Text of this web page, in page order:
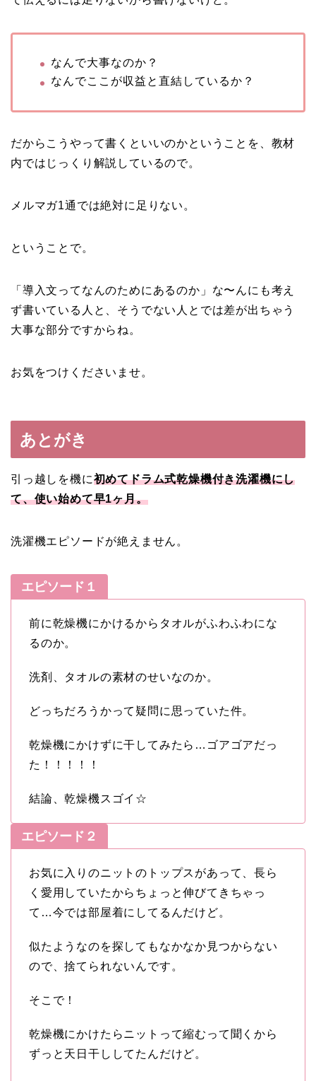
なんで大事なのか？
なんでここが収益と直結しているか？
だからこうやって書くといいのかということを、教材
内ではじっくり解説しているので。
メルマガ1通では絶対に足りない。
ということで。
「導入文ってなんのためにあるのか」な〜んにも考え
ず書いている人と、そうでない人とでは差が出ちゃう
大事な部分ですからね。
お気をつけくださいませ。
あとがき
引っ越しを機に初めてドラム式乾燥機付き洗濯機にし
て、使い始めて早1ヶ月。
洗濯機エピソードが絶えません。
エピソード１
前に乾燥機にかけるからタオルがふわふわにな
るのか。
洗剤、タオルの素材のせいなのか。
どっちだろうかって疑問に思っていた件。
乾燥機にかけずに干してみたら…ゴアゴアだっ
た！！！！！
結論、乾燥機スゴイ☆
エピソード２
お気に入りのニットのトップスがあって、長ら
く愛用していたからちょっと伸びてきちゃっ
て…今では部屋着にしてるんだけど。
似たようなのを探してもなかなか見つからない
ので、捨てられないんです。
そこで！
乾燥機にかけたらニットって縮むって聞くから
ずっと天日干ししてたんだけど。